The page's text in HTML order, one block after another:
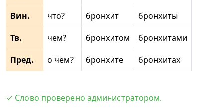
Вин.
что? бронхит
бронхиты
Тв.
чем? бронхитом
бронхитами
Пред.
о чём? бронхите бронхитах
✓ Слово проверено администратором.